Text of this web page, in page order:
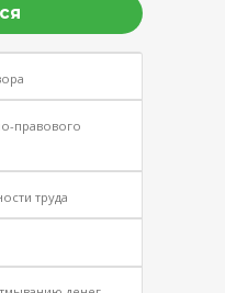
правового
труда